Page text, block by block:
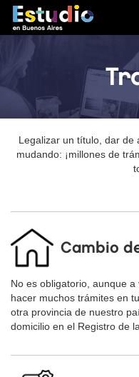
Legalizar un título, dar de
mudando: ¡millones de
Cambio
No es obligatorio, aunque
hacer muchos trámites en
otra provincia de nuestro
domicilio en el Registro de